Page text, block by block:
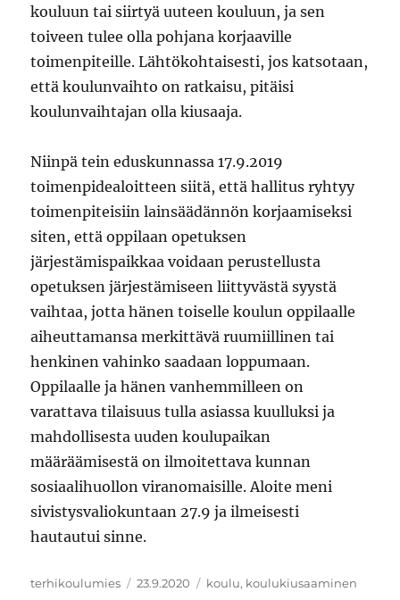
kouluun tai siirtyä uuteen kouluun, ja sen
toiveen tulee olla pohjana korjaaville
toimenpiteille. Lähtökohtaisesti, jos katsotaan,
että koulunvaihto on ratkaisu, pitäisi
koulunvaihtajan olla kiusaaja.
Niinpä tein eduskunnassa 17.9.2019
toimenpidealoitteen siitä, että hallitus ryhtyy
toimenpiteisiin lainsäädännön korjaamiseksi
siten, että oppilaan opetuksen
järjestämispaikkaa voidaan perustellusta
opetuksen järjestämiseen liittyvästä syystä
vaihtaa, jotta hänen toiselle koulun oppilaalle
aiheuttamansa merkittävä ruumiillinen tai
henkinen vahinko saadaan loppumaan.
Oppilaalle ja hänen vanhemmilleen on
varattava tilaisuus tulla asiassa kuulluksi ja
mahdollisesta uuden koulupaikan
määräämisestä on ilmoitettava kunnan
sosiaalihuollon viranomaisille. Aloite meni
sivistysvaliokuntaan 27.9 ja ilmeisesti
hautautui sinne.
Kirjoittaja
terhikoulumies Julkaistu
23.9.2020 Avainsanat
koulu, koulukiusaaminen